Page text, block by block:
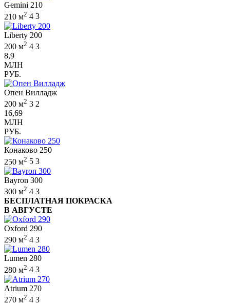
Gemini 210
210 м2 4 3
Liberty 200
200 м2 4 3
8,9
МЛН
РУБ.
Опен Вилладж
200 м2 3 2
16,69
МЛН
РУБ.
Конаково 250
250 м2 5 3
Bayron 300
300 м2 4 3
БЕСПЛАТНАЯ ПОКРАСКА
В АВГУСТЕ
Oxford 290
290 м2 4 3
Lumen 280
280 м2 4 3
Atrium 270
270 м2 4 3